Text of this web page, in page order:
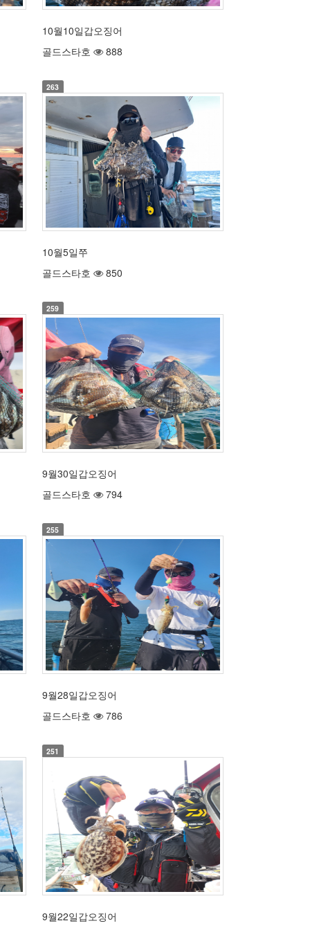
10월10일갑오징어
골드스타호
888
263
10월5일쭈
골드스타호
850
259
9월30일갑오징어
골드스타호
794
255
9월28일갑오징어
골드스타호
786
251
9월22일갑오징어